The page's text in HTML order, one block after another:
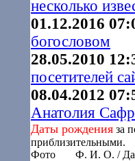
несколько
01.12.2016
богословом
28.05.2010
посетителей
08.04.2012
Анатолия
Даты рождения за
приблизительными.
Фото
Ф. И. О. /